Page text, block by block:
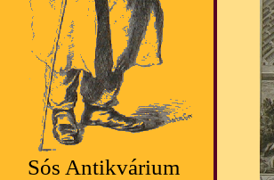
Sós Antikvárium